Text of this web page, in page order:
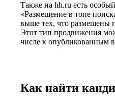
Также на hh.ru есть
«Размещение в топе
выше тех, что размещены
Этот тип продвижения
числе к опубликованным
Как найти